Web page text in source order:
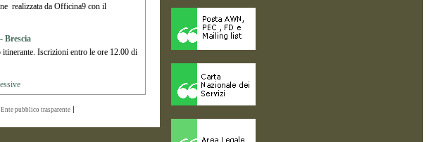
realizzata da Officina9 con il
Brescia
Iscrizioni entro le ore 12.00 di
Ente pubblico trasparente